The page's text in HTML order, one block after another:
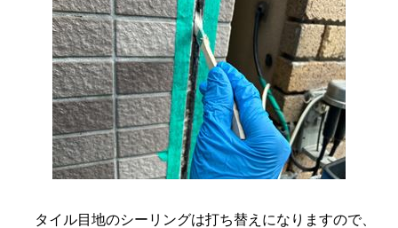
タイル目地のシーリングは打ち替えになりますので、